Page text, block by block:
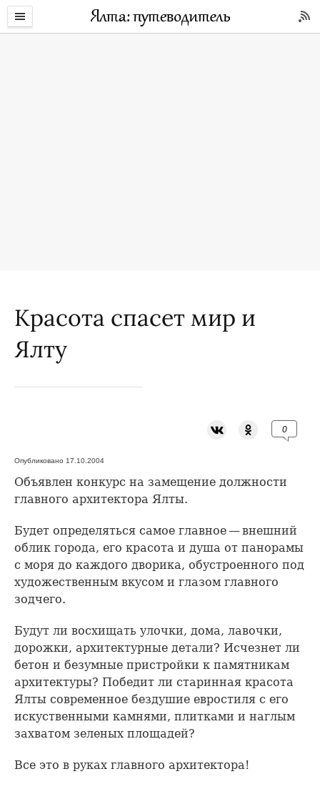
Красота спасет мир и
Ялту
0
Опубликовано 17.10.2004
Объявлен конкурс на замещение должности
главного архитектора Ялты.
Будет определяться самое главное — внешний
облик города, его красота и душа от панорамы
с моря до каждого дворика, обустроенного под
художественным вкусом и глазом главного
зодчего.
Будут ли восхищать улочки, дома, лавочки,
дорожки, архитектурные детали? Исчезнет ли
бетон и безумные пристройки к памятникам
архитектуры? Победит ли старинная красота
Ялты современное бездушие евростиля с его
искуственными камнями, плитками и наглым
захватом зеленых площадей?
Все это в руках главного архитектора!